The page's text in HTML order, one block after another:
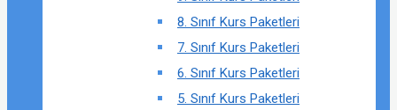
8. Sınıf Kurs Paketleri
7. Sınıf Kurs Paketleri
6. Sınıf Kurs Paketleri
5. Sınıf Kurs Paketleri